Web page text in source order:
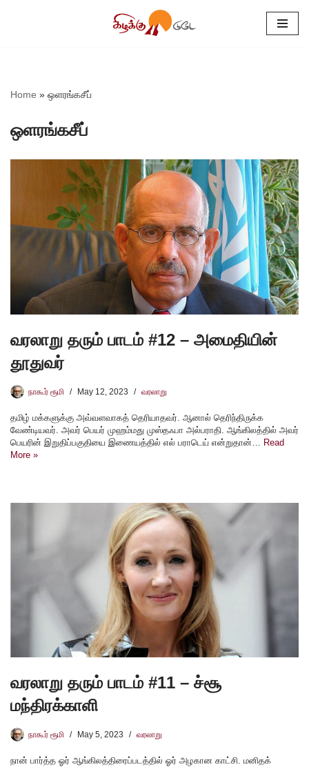
Home » ஒளரங்கசீப்
ஒளரங்கசீப்
வரலாறு தரும் பாடம் #12 – அமைதியின்
தூதுவர்
நாகூர் ரூமி May 12, 2023 வரலாறு
தமிழ் மக்களுக்கு அவ்வளவாகத் தெரியாதவர். ஆனால் தெரிந்திருக்க
வேண்டியவர். அவர் பெயர் முஹம்மது முஸ்தஃபா அல்பராதி. ஆங்கிலத்தில் அவர்
பெயரின் இறுதிப்பகுதியை இணையத்தில் எல் பராடெய் என்றுதான்… Read
More »
வரலாறு தரும் பாடம் #11 – ச்சூ
மந்திரக்காளி
நாகூர் ரூமி May 5, 2023 வரலாறு
நான் பார்த்த ஓர் ஆங்கிலத்திரைப்படத்தில் ஓர் அழகான காட்சி. மனிதக்